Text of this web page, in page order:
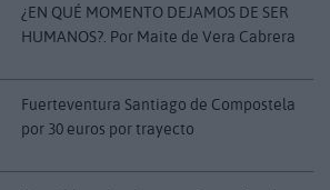
¿EN QUÉ MOMENTO DEJAMOS DE SER
HUMANOS?. Por Maite de Vera Cabrera
Fuerteventura Santiago de Compostela
por 30 euros por trayecto